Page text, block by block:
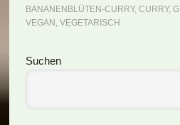
BANANENBLÜTEN-CURRY, CURRY,
VEGAN , VEGETARISCH
Seitenspalte
Suchen